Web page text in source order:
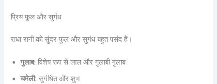
प्रिय फूल और सुगंध
राधा रानी को सुंदर फूल और सुगंध बहुत पसंद हैं।
गुलाब: विशेष रूप से लाल और गुलाबी गुलाब
चमेली: सुगंधित और शुभ